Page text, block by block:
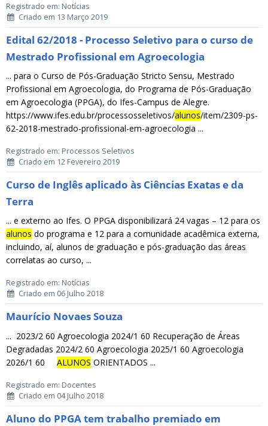
Registrado em: Notícias
Criado em 13 Março 2019
Edital 62/2018 - Processo Seletivo para o curso de
Mestrado Profissional em Agroecologia
... para o Curso de Pós-Graduação Stricto Sensu, Mestrado
Profissional em Agroecologia, do Programa de Pós-Graduação
em Agroecologia (PPGA), do Ifes-Campus de Alegre.
https://www.ifes.edu.br/processosseletivos/alunos/item/2309-ps-
62-2018-mestrado-profissional-em-agroecologia ...
Registrado em: Processos Seletivos
Criado em 12 Fevereiro 2019
Curso de Inglês aplicado às Ciências Exatas e da
Terra
... e externo ao Ifes. O PPGA disponibilizará 24 vagas – 12 para os
alunos do programa e 12 para a comunidade acadêmica externa,
incluindo, aí, alunos de graduação e pós-graduação das áreas
correlatas ao curso, ...
Registrado em: Notícias
Criado em 06 Julho 2018
Maurício Novaes Souza
... 2023/2 60 Agroecologia 2024/1 60 Recuperação de Áreas
Degradadas 2024/2 60 Agroecologia 2025/1 60 Agroecologia
2026/1 60 ALUNOS ORIENTADOS ...
Registrado em: Docentes
Criado em 04 Julho 2018
Aluno do PPGA tem trabalho premiado em